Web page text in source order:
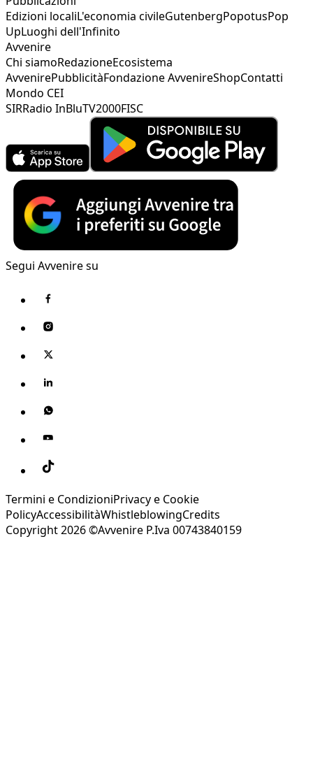
Edizioni localiL'economia civileGutenbergPopotusPop
UpLuoghi dell'Infinito
Avvenire
Chi siamoRedazioneEcosistema
AvvenirePubblicitàFondazione AvvenireShopContatti
Mondo CEI
SIRRadio InBluTV2000FISC
Segui Avvenire su
Termini e CondizioniPrivacy e Cookie
PolicyAccessibilitàWhistleblowingCredits
Copyright 2026 ©Avvenire P.Iva 00743840159